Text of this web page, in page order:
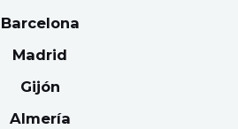
Barcelona
Madrid
Gijón
Almería